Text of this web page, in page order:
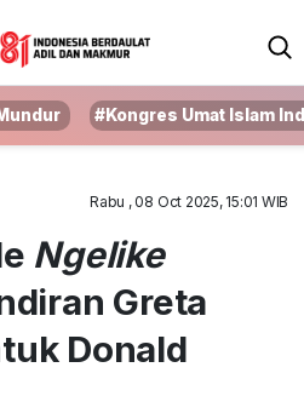
#Kongres Umat Islam
Rabu , 08 Oct 2025, 15:01 WIB
Ngelike
Greta
Donald